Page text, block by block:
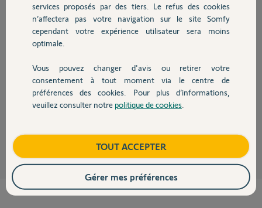
Autres produits
Devis avec un pro
Contact
Réponses
Bonjour Fabrice,
"occuper" les ports 80 et 443?
la solution pourrai etre de tester sur d'autre port comme le 8080 et 4443
pour voir si cela ce produit toujours.
bonne journée.
services proposés par des tiers. Le refus des cookies
n’affectera pas votre navigation sur le site Somfy
cependant votre expérience utilisateur sera moins
optimale.
Vous pouvez changer d'avis ou retirer votre
consentement à tout moment via le centre de
préférences des cookies. Pour plus d’informations,
veuillez consulter notre politique de cookies
TOUT ACCEPTER
Gérer mes préférences